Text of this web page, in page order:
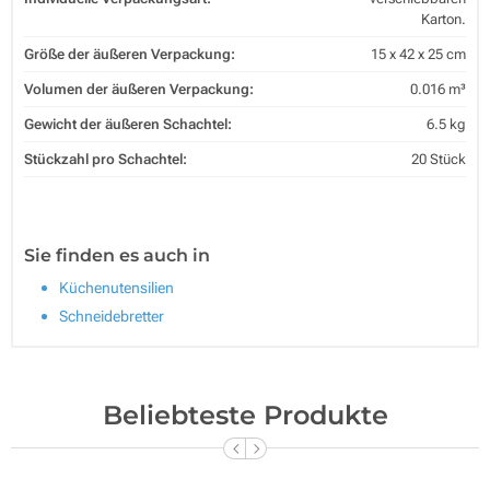
Karton.
Größe der äußeren Verpackung: 15 x 42 x 25 cm
Volumen der äußeren Verpackung: 0.016 m³
Gewicht der äußeren Schachtel: 6.5 kg
Stückzahl pro Schachtel: 20 Stück
Sie finden es auch in
Küchenutensilien
Schneidebretter
Beliebteste Produkte